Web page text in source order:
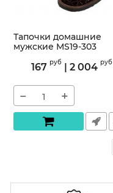
Тапочки домашние
мужские MS19-303
MS19-303
167 руб | 2 004 руб
− +
« назад 1